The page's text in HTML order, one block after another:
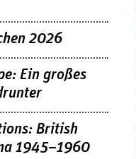
2026
Ein großes
British
1945–1960